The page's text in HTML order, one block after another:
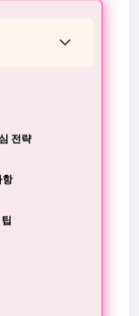
전략
항